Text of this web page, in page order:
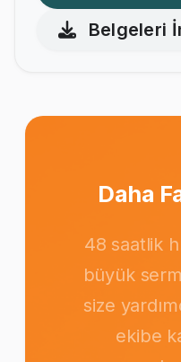
Belgeleri
Daha
48 saatlik
büyük
size
ekibe